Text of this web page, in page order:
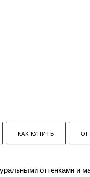
КАК КУПИТЬ
оттенками и